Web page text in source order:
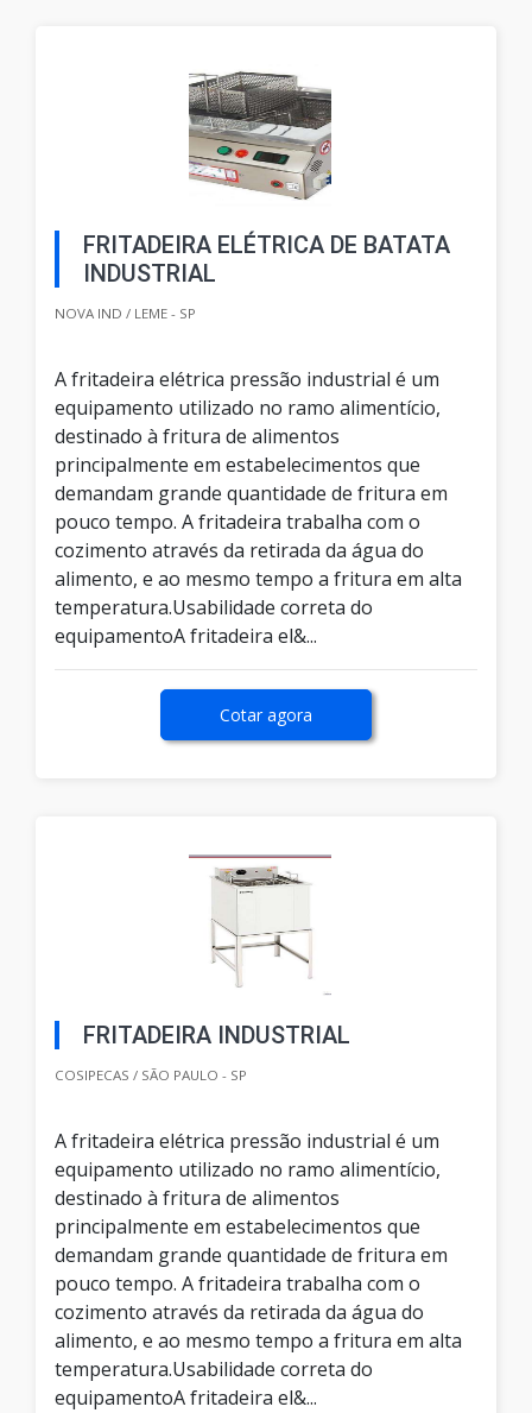
FRITADEIRA ELÉTRICA DE BATATA
INDUSTRIAL
NOVA IND / LEME - SP
A fritadeira elétrica pressão industrial é um
equipamento utilizado no ramo alimentício,
destinado à fritura de alimentos
principalmente em estabelecimentos que
demandam grande quantidade de fritura em
pouco tempo. A fritadeira trabalha com o
cozimento através da retirada da água do
alimento, e ao mesmo tempo a fritura em alta
temperatura.Usabilidade correta do
equipamentoA fritadeira el&...
Cotar agora
FRITADEIRA INDUSTRIAL
COSIPECAS / SÃO PAULO - SP
A fritadeira elétrica pressão industrial é um
equipamento utilizado no ramo alimentício,
destinado à fritura de alimentos
principalmente em estabelecimentos que
demandam grande quantidade de fritura em
pouco tempo. A fritadeira trabalha com o
cozimento através da retirada da água do
alimento, e ao mesmo tempo a fritura em alta
temperatura.Usabilidade correta do
equipamentoA fritadeira el&...